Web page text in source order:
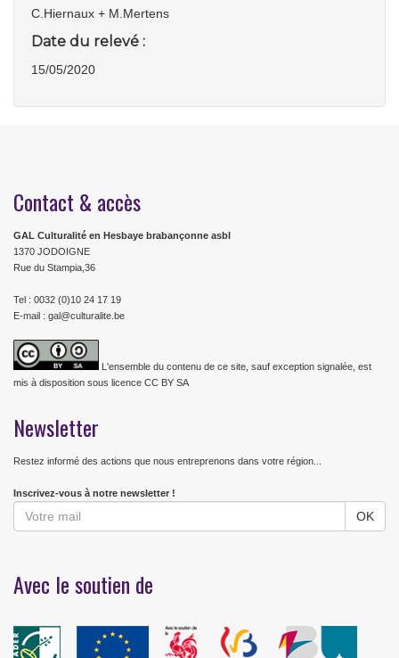
C.Hiernaux + M.Mertens
Date du relevé :
15/05/2020
Contact & accès
GAL Culturalité en Hesbaye brabançonne asbl
1370 JODOIGNE
Rue du Stampia,36
Tel : 0032 (0)10 24 17 19
E-mail : gal@culturalite.be
L'ensemble du contenu de ce site, sauf exception signalée, est
mis à disposition sous licence CC BY SA
Newsletter
Restez informé des actions que nous entreprenons dans votre région...
Inscrivez-vous à notre newsletter !
Avec le soutien de